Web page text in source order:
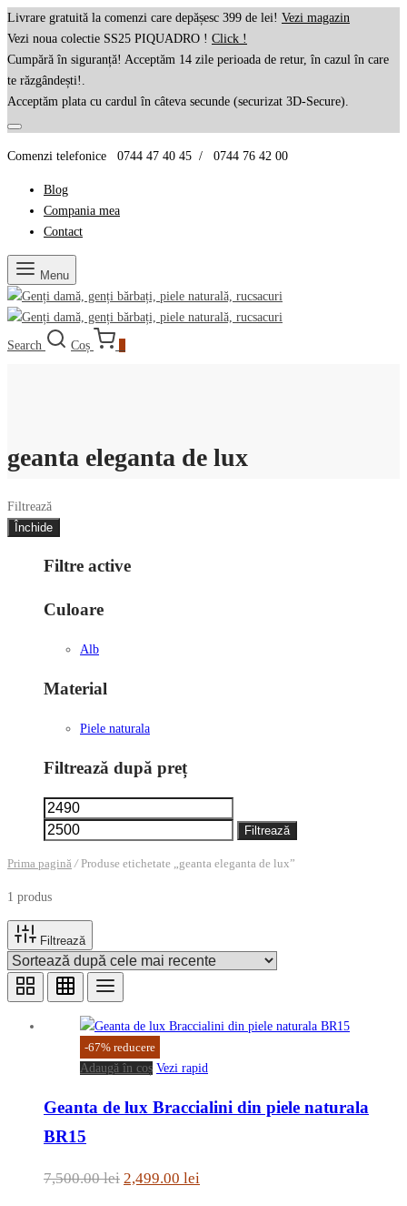
Livrare gratuită la comenzi care depășesc 399 de lei! Vezi magazin
Vezi noua colectie SS25 PIQUADRO ! Click !
Cumpără în siguranță! Acceptăm 14 zile perioada de retur, în cazul în care
te răzgândești!.
Acceptăm plata cu cardul în câteva secunde (securizat 3D-Secure).
Comenzi telefonice 0744 47 40 45 / 0744 76 42 00
Blog
Compania mea
Contact
Menu
Search Coș
geanta eleganta de lux
Filtrează
Închide
Filtre active
Culoare
Alb
Material
Piele naturala
Filtrează după preț
Preț
minim
maxim
Filtrează
Prima pagină /Produse etichetate „geanta eleganta de lux”
1 produs
Filtrează
-67% reducere
Adaugă în coș Vezi rapid
Geanta de lux Braccialini din piele naturala
BR15
7,500.00lei Prețul
2,499.00 lei